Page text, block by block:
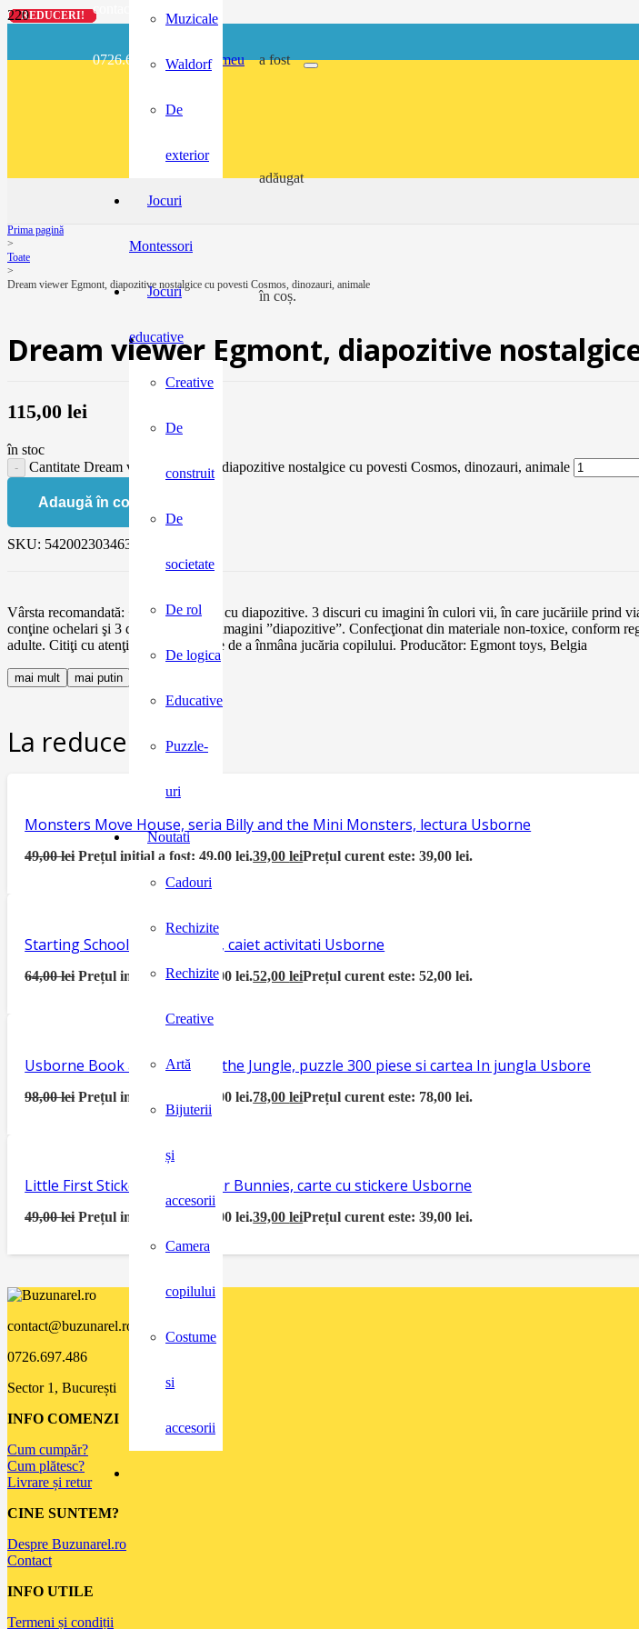
contact@buzunarel.ro
0726.697.486 meu a fost
adăugat
în coș.
Muzicale
Waldorf
De
exterior
Jocuri
Montessori
Jocuri
educative
Creative
De
construit
De
societate
De rol
De logica
Educative
Puzzle-
uri
Noutati
Cadouri
Rechizite
Rechizite
Creative
Artă
Bijuterii
și
accesorii
Camera
copilului
Costume
si
accesorii
Prima pagină
>
Toate
>
Dream viewer Egmont, diapozitive nostalgice cu povesti Cosmos, dinozauri, animale
Dream viewer Egmont, diapozitive
115,00 lei
în stoc
Cantitate Dream viewer Egmont, diapozitive nostalgice cu povesti Cosmos, dinozauri, animale
Adaugă în coș
SKU: 5420023034632a
Vârsta recomandată: +3 ani. Ochelari cu diapozitive. 3 discuri cu imagini în culori vii, în care jucăriile prind
conţine ochelari şi 3 discuri cu 24 de imagini ”diapozitive”. Confecţionat din materiale non-toxice,
adulte. Citiţi cu atenţie eticheta înainte de a înmâna jucăria copilului. Producător: Egmont toys, Belgia
mai mult mai putin
La reducere:
REDUCERI!
Monsters Move House, seria Billy and the Mini Monsters, lectura Usborne
49,00lei Prețul inițial a fost: 49,00 lei.39,00leiPrețul curent este: 39,00 lei.
REDUCERI!
Starting School Activity Book, caiet activitati Usborne
64,00lei Prețul inițial a fost: 64,00 lei.52,00leiPrețul curent este: 52,00 lei.
REDUCERI!
Usborne Book and Jigsaw In the Jungle, puzzle 300 piese si cartea In jungla Usbore
98,00lei Prețul inițial a fost: 98,00 lei.78,00leiPrețul curent este: 78,00 lei.
REDUCERI!
Little First Sticker Book Easter Bunnies, carte cu stickere Usborne
49,00lei Prețul inițial a fost: 49,00 lei.39,00leiPrețul curent este: 39,00 lei.
contact@buzunarel.ro
0726.697.486
Sector 1, București
INFO COMENZI
Cum cumpăr?
Cum plătesc?
Livrare și retur
CINE SUNTEM?
Despre Buzunarel.ro
Contact
INFO UTILE
Termeni și condiții